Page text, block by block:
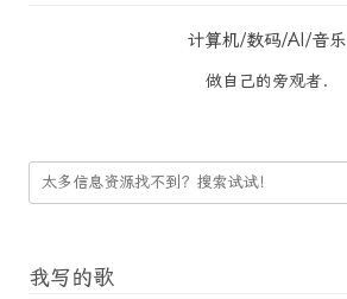
计算机/数码/AI/音乐
做自己的旁观者.
我写的歌